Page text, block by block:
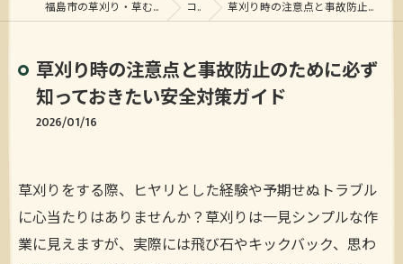
福島市の草刈り・草むしり・剪定ならグリーンハンズ コラム 草刈り時の注意点と事故防止のために必ず知っておきたい安全対策ガイド
草刈り時の注意点と事故防止のために必ず
知っておきたい安全対策ガイド
2026/01/16
草刈りをする際、ヒヤリとした経験や予期せぬトラブル
に心当たりはありませんか？草刈りは一見シンプルな作
業に見えますが、実際には飛び石やキックバック、思わ